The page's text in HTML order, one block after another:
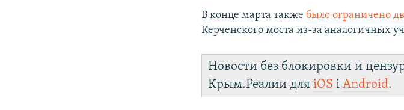
В конце марта также было ограничено
Керченского моста из-за аналогичных
Новости без блокировки и
Крым.Реалии дляiOS іAndroid.